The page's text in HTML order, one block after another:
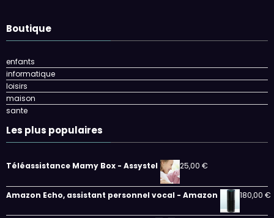
Boutique
enfants
informatique
loisirs
maison
sante
Les plus populaires
Téléassistance Mamy Box - Assystel 25,00 €
Amazon Echo, assistant personnel vocal - Amazon 180,00 €